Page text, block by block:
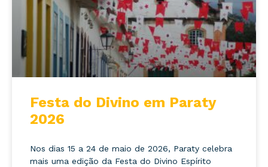
Festa do Divino em Paraty
2026
Nos dias 15 a 24 de maio de 2026, Paraty celebra
mais uma edição da Festa do Divino Espírito